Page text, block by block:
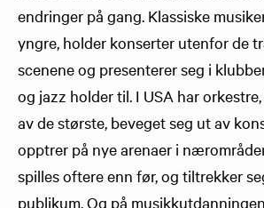
endringer på gang. Klassiske
yngre, holder konserter utenfor de
scenene og presenterer seg i
og jazz holder til. I USA har
av de største, beveget seg ut av
opptrer på nye arenaer i
spilles oftere enn før, og tiltrekker
publikum. Og på